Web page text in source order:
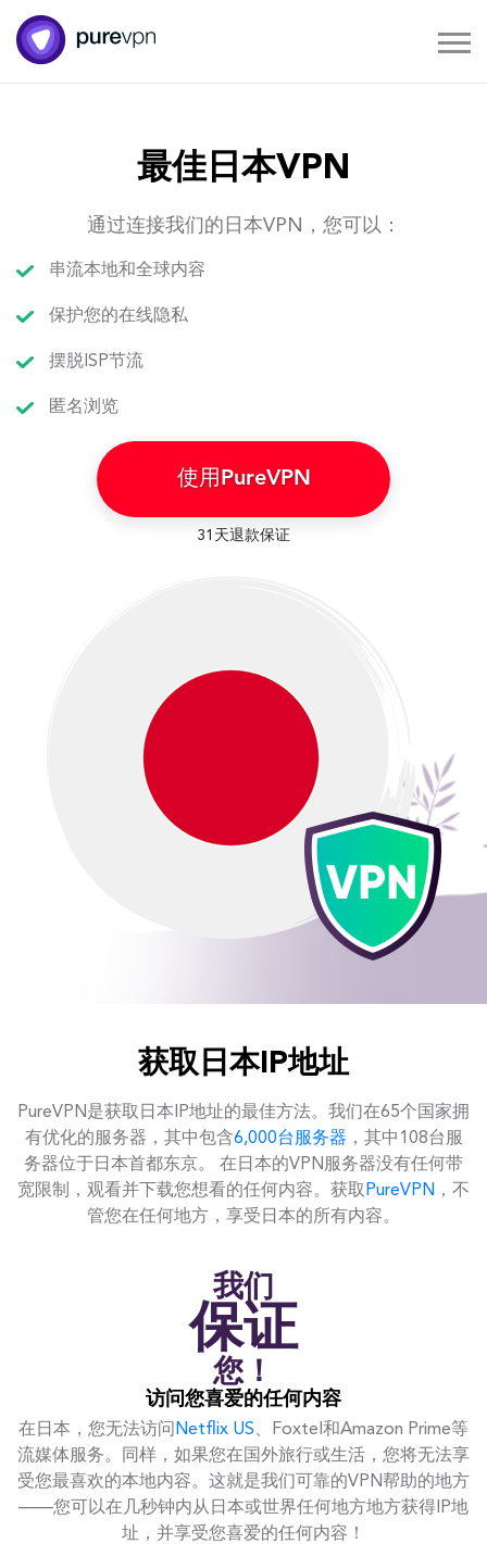
最佳日本VPN
通过连接我们的日本VPN，您可以：
串流本地和全球内容
保护您的在线隐私
摆脱ISP节流
匿名浏览
使用PureVPN
31天退款保证
获取日本IP地址
PureVPN是获取日本IP地址的最佳方法。我们在65个国家拥
有优化的服务器，其中包含6,000台服务器 ，其中108台服
务器位于日本首都东京。 在日本的VPN服务器没有任何带
宽限制，观看并下载您想看的任何内容。获取 PureVPN ，不
管您在任何地方，享受日本的所有内容。
我们
保证
您！
访问您喜爱的任何内容
在日本，您无法访问 Netflix US、Foxtel和Amazon Prime等
流媒体服务。同样，如果您在国外旅行或生活，您将无法享
受您最喜欢的本地内容。这就是我们可靠的VPN帮助的地方
——您可以在几秒钟内从日本或世界任何地方地方获得IP地
址，并享受您喜爱的任何内容！